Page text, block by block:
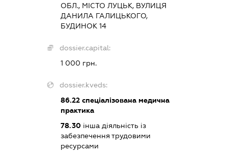
ОБЛ., МІСТО ЛУЦЬК, ВУЛИЦЯ
ДАНИЛА ГАЛИЦЬКОГО,
БУДИНОК 14
dossier.capital:
1 000 грн.
dossier.kveds:
86.22 спеціалізована медична
практика
78.30 інша діяльність із
забезпечення трудовими
ресурсами